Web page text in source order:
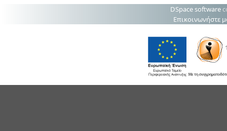
DSpace software
Επικοινωνήστε